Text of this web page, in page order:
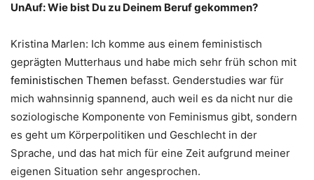
UnAuf: Wie bist Du zu Deinem Beruf gekommen?
Kristina Marlen: Ich komme aus einem feministisch
geprägten Mutterhaus und habe mich sehr früh schon mit
feministischen Themen befasst. Genderstudies war für
mich wahnsinnig spannend, auch weil es da nicht nur die
soziologische Komponente von Feminismus gibt, sondern
es geht um Körperpolitiken und Geschlecht in der
Sprache, und das hat mich für eine Zeit aufgrund meiner
eigenen Situation sehr angesprochen.